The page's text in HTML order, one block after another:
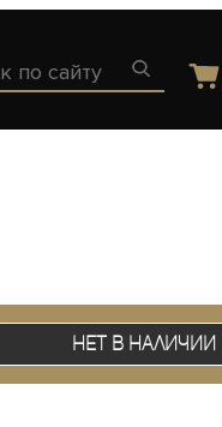
Нет в наличии